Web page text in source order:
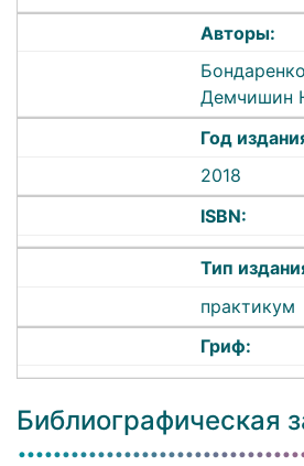
Авторы:
Демчишин
Год
2018
ISBN:
Тип
практикум
Гриф:
Библиографическая